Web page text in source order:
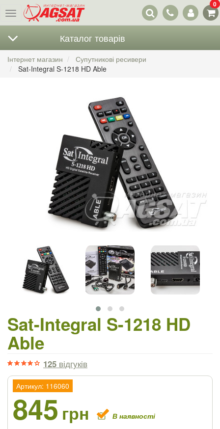
Меню
Наші
контакти
0
Каталог товарів
Інтернет магазин
Супутникові ресивери
Sat-Integral S-1218 HD Able
Sat-Integral S-1218 HD
Able
125 відгуків
Артикул: 116060
845 грн В наявності